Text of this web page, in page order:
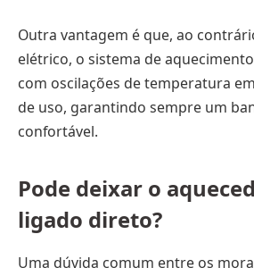
Outra vantagem é que, ao
elétrico, o sistema de
com oscilações de temperatura
de uso, garantindo sempre um
confortável.
Pode deixar o
ligado direto?
Uma dúvida comum entre os